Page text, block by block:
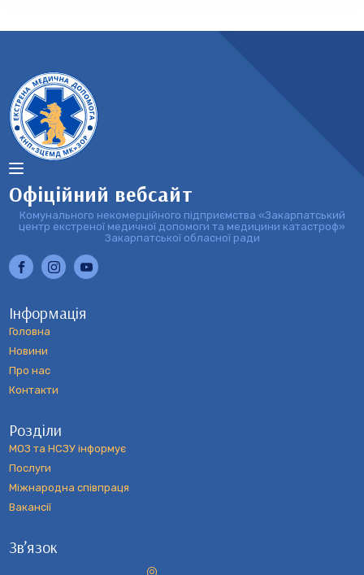
Офіційний вебсайт
Комунального некомерційного підприємства «Закарпатський
центр екстреної медичної допомоги та медицини катастроф»
Закарпатської обласної ради
Інформація
Головна
Новини
Про нас
Контакти
Розділи
МОЗ та НСЗУ інформує
Послуги
Міжнародна співпраця
Вакансії
Зв’язок